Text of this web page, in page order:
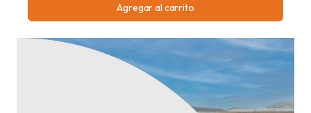
Agregar al carrito